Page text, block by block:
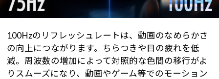
100Hzのリフレッシュレートは、動画のなめらかさ
の向上につながります。ちらつきや目の疲れを低
減。周波数の増加によって対照的な色間の移行がよ
りスムーズになり、動画やゲーム等でのモーション